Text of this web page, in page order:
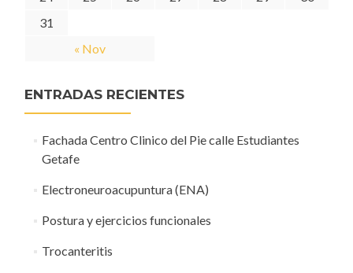
« Nov
31
ENTRADAS RECIENTES
Fachada Centro Clinico del Pie calle Estudiantes
Getafe
Electroneuroacupuntura (ENA)
Postura y ejercicios funcionales
Trocanteritis